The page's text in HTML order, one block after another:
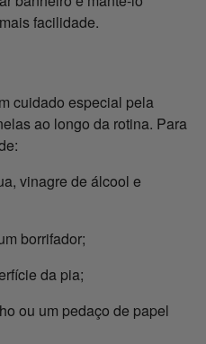
facilidade.
cuidado especial pela
ao longo da rotina. Para
vinagre de álcool e
borrifador;
da pia;
ou um pedaço de papel